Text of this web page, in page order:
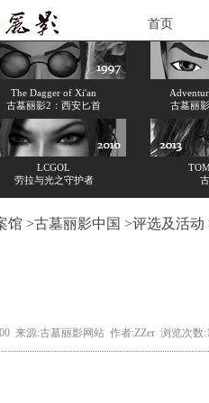
首页
The Dagger of Xi'an
古墓丽影2：西安匕首
古墓丽
LCGOL
劳拉与光之守护者
馆 >古墓丽影中国 >评选及活动
来源:古墓丽影网站 作者:ZZer 浏览次数